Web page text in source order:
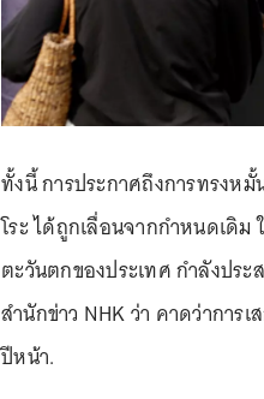
ทั้งนี้ การประกาศถึงการทรงห
โระ ได้ถูกเลื่อนจากกำหนดเดิ
ตะวันตกของประเทศ กำลังปร
สำนักข่าว NHK ว่า คาดว่าการ
ปีหน้า.